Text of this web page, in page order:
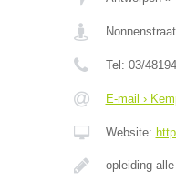
Tel: 03/
E-mail ›
Website:
opleiding